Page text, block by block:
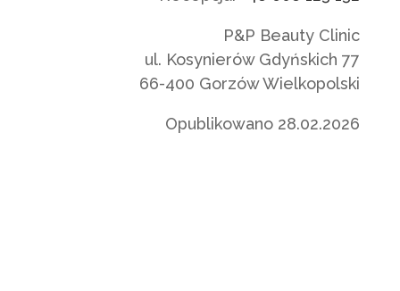
P&P Beauty Clinic
ul. Kosynierów Gdyńskich 77
66-400 Gorzów Wielkopolski
Opublikowano 28.02.2026